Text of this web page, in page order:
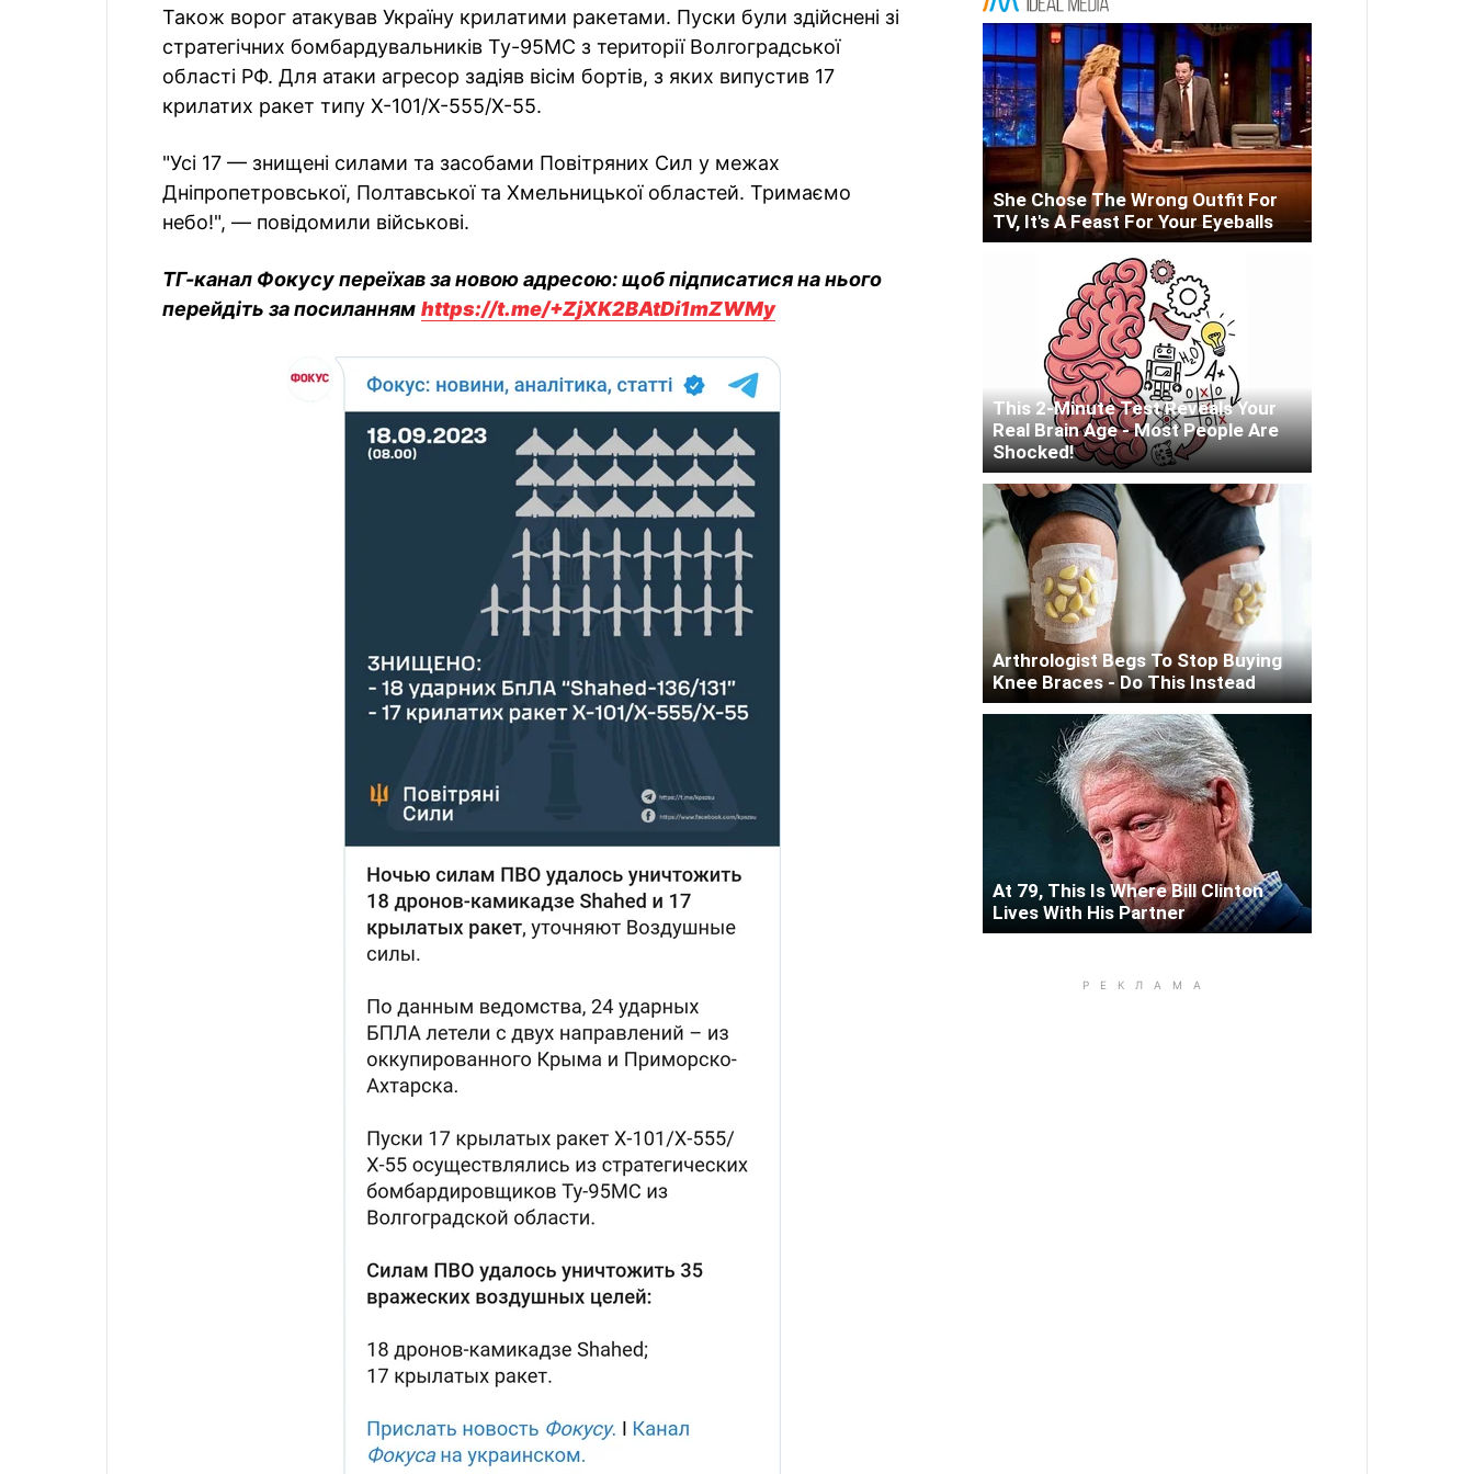
Також ворог атакував Україну крилатими ракетами. Пуски були здійснені зі
стратегічних бомбардувальників Ту-95МС з території Волгоградської
області РФ. Для атаки агресор задіяв вісім бортів, з яких випустив 17
крилатих ракет типу Х-101/Х-555/Х-55.
"Усі 17 — знищені силами та засобами Повітряних Сил у межах
Дніпропетровської, Полтавської та Хмельницької областей. Тримаємо
небо!", — повідомили військові.
ТГ-канал Фокусу переїхав за новою адресою: щоб підписатися на нього
перейдіть за посиланням https://t.me/+ZjXK2BAtDi1mZWMy
She Chose The Wrong Outfit For
TV, It's A Feast For Your Eyeballs
This 2-Minute Test Reveals Your
Real Brain Age - Most People Are
Shocked!
Arthrologist Begs To Stop Buying
Knee Braces - Do This Instead
At 79, This Is Where Bill Clinton
Lives With His Partner